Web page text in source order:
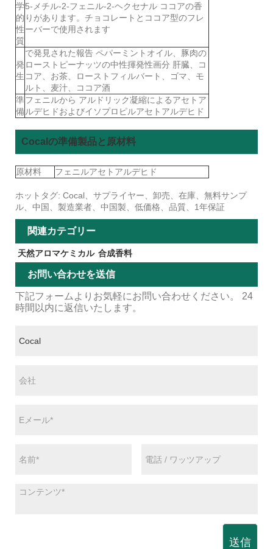
学
的
性
質
5-メチル-2-フェニル-2-ヘクセナル ココアの香
りがあります。チョコレートとココア型のフレ
ーバーで使用されます
発
生
で発見された報告 ペパーミントオイル、豚肉の
ローストピーナッツの中性揮発性画分 肝臓、コ
コア、お茶、ローストフィルバート、ゴマ、モ
ルト、麦汁、ココア酒
準
備
フェニルから アルドリック凝縮によるアセトア
ルデヒドおよびイソプロピルアセトアルデヒド
Cocalの準備製品と原材料
原材料 フェニルアセトアルデヒド
ホットタグ: Cocal、サプライヤー、卸売、在庫、無料サンプ
ル、中国、製造業者、中国製、低価格、品質、1年保証
関連カテゴリー
天然アロマケミカル 合成香料
お問い合わせを送信
下記フォームよりお気軽にお問い合わせください。 24
時間以内に返信いたします。
送信